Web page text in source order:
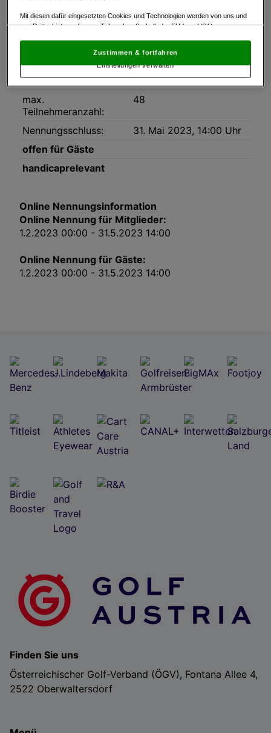
Modus:
9-Loch Stableford
Golfpark Böhmerwald 1-
9
Rundenanzahl:
1
max.
Teilnehmeranzahl:
48
Nennungsschluss:
31. Mai 2023, 14:00 Uhr
offen für Gäste
handicaprelevant
Online Nennungsinformation
Online Nennung für Mitglieder:
1.2.2023 00:00 - 31.5.2023 14:00
Online Nennung für Gäste:
1.2.2023 00:00 - 31.5.2023 14:00
Finden Sie uns
Österreichischer Golf-Verband (ÖGV), Fontana Allee 4,
2522 Oberwaltersdorf
Mit diesen dafür eingesetzten Cookies und Technologien werden von uns und
von Drittanbietern, die zum Teil auch außerhalb der EU (u.a. USA)
angemessenes Datenschutzniveau bescheinigt.Es besteht insbesondere
das Risiko, dass Ihre Daten dem Zugriff durch US-Behörden zu Kontroll- und
Überwachungszwecken unterliegen und dagegen keine wirksamen
Rechtsbehelfe zur Verfügung stehen.
Mit Klick auf „Zustimmen & fortfahren“ willigen Sie in die Verwendung
In den Einstellungen können Sie jederzeit Ihre Präferenzen verwalten und
Widerspruch gegen die Verarbeitung auf der Grundlage berechtigter
Interessen einlegen. Klicken Sie dazu auf „Cookie Einstellungen“, die sich auf
Link zur Datenschutzrichtlinie
Wir und unsere Partner verarbeiten Daten, um
Folgendes bereitzustellen:
Verwendung genauer Standortdaten. Endgeräteeigenschaften zur Identifikation
aktiv abfragen. Speichern von oder Zugriff auf Informationen auf einem
Endgerät. Personalisierte Werbung und Inhalte, Messung von Werbeleistung
und der Performance von Inhalten, Zielgruppenforschung sowie Entwicklung
Einstellungen verwalten
Zustimmen & fortfahren